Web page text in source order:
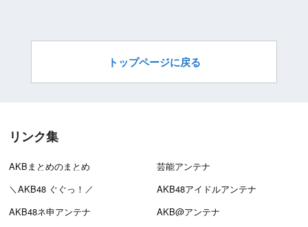
トップページに戻る
リンク集
AKBまとめのまとめ
芸能アンテナ
＼AKB48 ぐぐっ！／
AKB48アイドルアンテナ
AKB48ネ申アンテナ
AKB@アンテナ